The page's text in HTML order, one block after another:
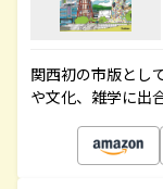
関西初の市版とし
や文化、雑学に出